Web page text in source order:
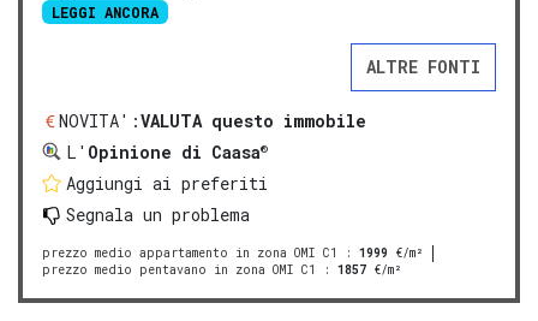
LEGGI ANCORA
ALTRE FONTI
NOVITA':VALUTA questo immobile
L' Opinione di Caasa®
Aggiungi ai preferiti
Segnala un problema
prezzo medio appartamento in zona OMI C1 : 1999 €/m²
prezzo medio pentavano in zona OMI C1
: 1857 €/m²